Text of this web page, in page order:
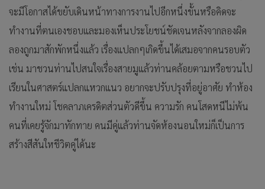
จะมีโอกาสได้ขยับเดินหน้าทางการงานไปอีกหนึ่งขั้นหรือคิดจะ
ทำงานที่ตนเองชอบและมองเห็นประโยชน์ชัดเจนหลังจากลองผิด
ลองถูกมาสักพักหนึ่งแล้ว เรื่องแปลกๆเกิดขึ้นได้เสมอจากคนรอบตัว
เช่น มาชวนท่านไปสนใจเรื่องสายมูแล้วท่านคล้อยตามหรือชวนไป
เรียนในศาสตร์แปลกแหวกแนว อยากจะปรับปรุงที่อยู่อาศัย ทำห้อง
ทำงานใหม่ โชคลาภเครดิตส่วนตัวดีขึ้น ความรัก คนโสดหนีไม่พ้น
คนที่เคยรู้จักมาทักทาย คนมีคู่แล้วท่านจัดห้องนอนใหม่ก็เป็นการ
สร้างสีสันใหชีวิตคู่ได้นะ